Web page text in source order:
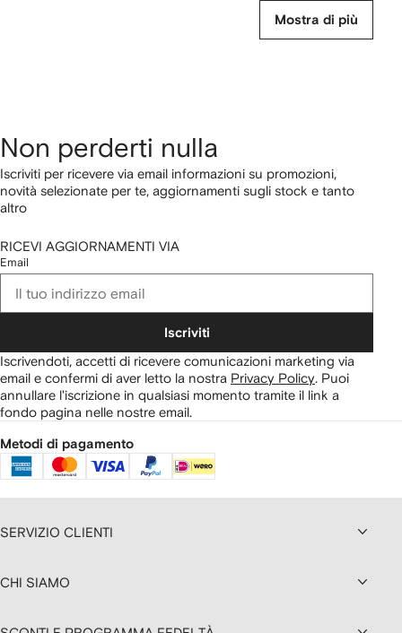
Mostra di più
Non perderti nulla
Iscriviti per ricevere via email informazioni su promozioni,
novità selezionate per te, aggiornamenti sugli stock e tanto
altro
RICEVI AGGIORNAMENTI VIA
Email
Iscriviti
Iscrivendoti, accetti di ricevere comunicazioni marketing via
email e confermi di aver letto la nostra Privacy Policy. Puoi
annullare l'iscrizione in qualsiasi momento tramite il link a
fondo pagina nelle nostre email.
Metodi di pagamento
SERVIZIO CLIENTI
CHI SIAMO